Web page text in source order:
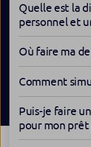
Quelle est la
personnel et
Où faire ma
Comment
Puis-je faire
pour mon prêt